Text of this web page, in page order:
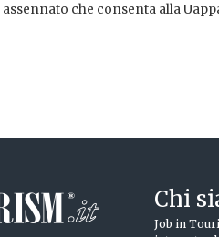
che consenta alla
Chi
Job in